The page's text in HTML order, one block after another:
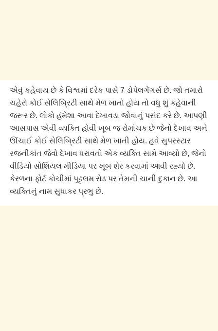
એવું કહેવાય છે કે વિશ્વમાં દરેક પાસે 7 ડોપેલગેંગર્સ છે. જો તમારો
ચહેરો કોઈ સેલિબ્રિટી સાથે મેળ ખાતો હોય તો વધુ શું કહેવાની
જરૂર છે. લોકો હંમેશા આવા દેખાવડા જોવાનું પસંદ કરે છે. આપણી
આસપાસ એવી વ્યક્તિ હોવી ખૂબ જ રોમાંચક છે જેનો દેખાવ અને
ઊંચાઈ કોઈ સેલિબ્રિટી સાથે મેળ ખાતી હોય. હવે સુપરસ્ટાર
રજનીકાંત જેવો દેખાવ ધરાવતો એક વ્યક્તિ સામે આવ્યો છે, જેનો
વીડિયો સોશિયલ મીડિયા પર ખૂબ શેર કરવામાં આવી રહ્યો છે.
કેરળના ફોર્ટ કોચીમાં પુટ્ટલમ રોડ પર તેમની ચાની દુકાન છે. આ
વ્યક્તિનું નામ સુધાકર પ્રભુ છે.